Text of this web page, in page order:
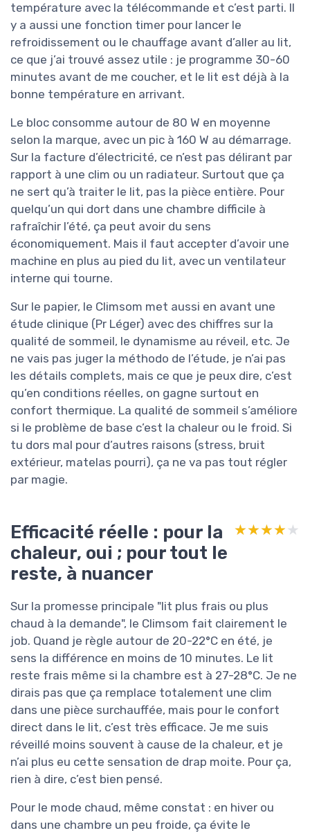
température avec la télécommande et c’est parti. Il
y a aussi une fonction timer pour lancer le
refroidissement ou le chauffage avant d’aller au lit,
ce que j’ai trouvé assez utile : je programme 30-60
minutes avant de me coucher, et le lit est déjà à la
bonne température en arrivant.
Le bloc consomme autour de 80 W en moyenne
selon la marque, avec un pic à 160 W au démarrage.
Sur la facture d’électricité, ce n’est pas délirant par
rapport à une clim ou un radiateur. Surtout que ça
ne sert qu’à traiter le lit, pas la pièce entière. Pour
quelqu’un qui dort dans une chambre difficile à
rafraîchir l’été, ça peut avoir du sens
économiquement. Mais il faut accepter d’avoir une
machine en plus au pied du lit, avec un ventilateur
interne qui tourne.
Sur le papier, le Climsom met aussi en avant une
étude clinique (Pr Léger) avec des chiffres sur la
qualité de sommeil, le dynamisme au réveil, etc. Je
ne vais pas juger la méthodo de l’étude, je n’ai pas
les détails complets, mais ce que je peux dire, c’est
qu’en conditions réelles, on gagne surtout en
confort thermique. La qualité de sommeil s’améliore
si le problème de base c’est la chaleur ou le froid. Si
tu dors mal pour d’autres raisons (stress, bruit
extérieur, matelas pourri), ça ne va pas tout régler
par magie.
Efficacité réelle : pour la
chaleur, oui ; pour tout le
reste, à nuancer
★★★★★
★★★★★
Sur la promesse principale "lit plus frais ou plus
chaud à la demande", le Climsom fait clairement le
job. Quand je règle autour de 20-22°C en été, je
sens la différence en moins de 10 minutes. Le lit
reste frais même si la chambre est à 27-28°C. Je ne
dirais pas que ça remplace totalement une clim
dans une pièce surchauffée, mais pour le confort
direct dans le lit, c’est très efficace. Je me suis
réveillé moins souvent à cause de la chaleur, et je
n’ai plus eu cette sensation de drap moite. Pour ça,
rien à dire, c’est bien pensé.
Pour le mode chaud, même constat : en hiver ou
dans une chambre un peu froide, ça évite le